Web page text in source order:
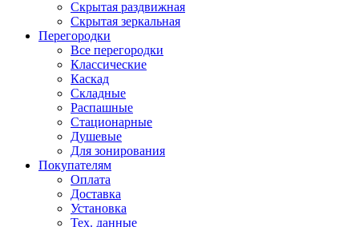
Скрытая раздвижная
Скрытая зеркальная
Перегородки
Все перегородки
Классические
Каскад
Складные
Распашные
Стационарные
Душевые
Для зонирования
Покупателям
Оплата
Доставка
Установка
Тех. данные